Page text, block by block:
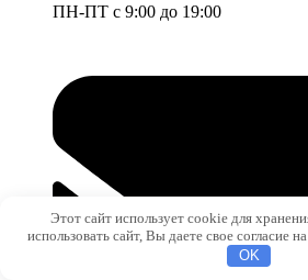
ПН-ПТ с 9:00 до 19:00
Этот сайт использует cookie для
использовать сайт, Вы даете свое согласие
OK